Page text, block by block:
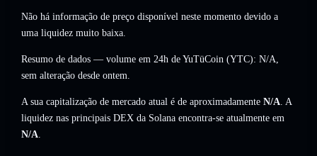
Não há informação de preço disponível neste momento devido a
uma liquidez muito baixa.
Resumo de dados — volume em 24h de YuTüCoin (YTC): N/A,
sem alteração desde ontem.
A sua capitalização de mercado atual é de aproximadamente N/A. A
liquidez nas principais DEX da Solana encontra-se atualmente em
N/A.